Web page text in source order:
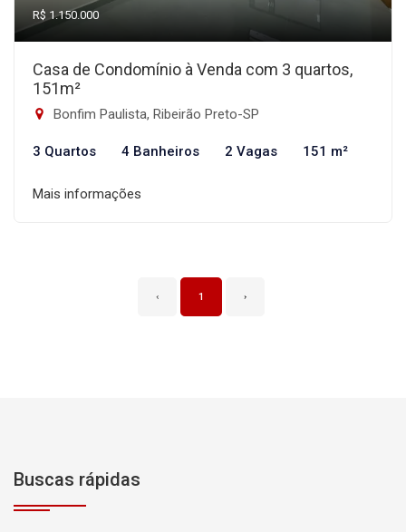
R$ 1.150.000
Casa de Condomínio à Venda com 3 quartos,
151m²
Bonfim Paulista, Ribeirão Preto-SP
3 Quartos 4 Banheiros 2 Vagas 151 m²
Mais informações
‹ 1 ›
Buscas rápidas